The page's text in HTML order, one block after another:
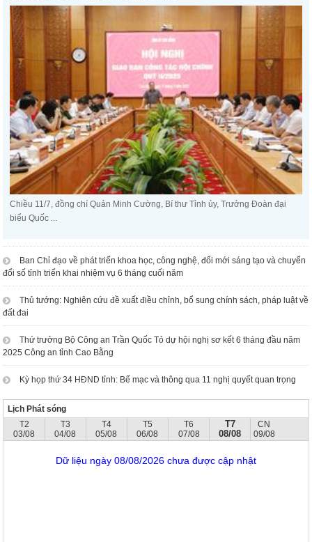
Chiều 11/7, đồng chí Quản Minh Cường, Bí thư Tỉnh ủy, Trưởng Đoàn đại
biểu Quốc ...
Ban Chỉ đạo về phát triển khoa học, công nghệ, đổi mới sáng tạo và chuyển
đổi số tỉnh triển khai nhiệm vụ 6 tháng cuối năm
Thủ tướng: Nghiên cứu đề xuất điều chỉnh, bổ sung chính sách, pháp luật về
đất đai
Thứ trưởng Bộ Công an Trần Quốc Tỏ dự hội nghị sơ kết 6 tháng đầu năm
2025 Công an tỉnh Cao Bằng
Kỳ họp thứ 34 HĐND tỉnh: Bế mạc và thông qua 11 nghị quyết quan trọng
Lịch Phát sóng
T2
03/08
T3
04/08
T4
05/08
T5
06/08
T6
07/08
T7
08/08
CN
09/08
Dữ liệu ngày 08/08/2026 chưa được cập nhật